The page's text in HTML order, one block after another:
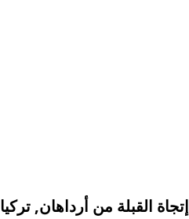
إتجاة القبلة من أرداهان, تركيا